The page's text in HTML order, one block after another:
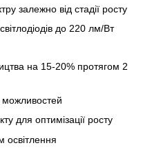
залежно від стадії росту
до 220 лм/Вт
на 15-20% протягом 2
для оптимізації росту
освітлення